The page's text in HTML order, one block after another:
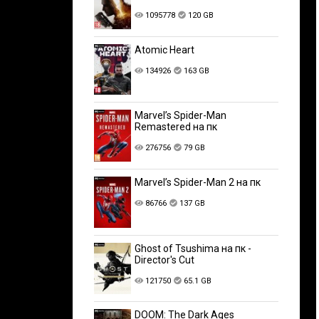
1095778 120 GB
Atomic Heart
134926 163 GB
Marvel’s Spider-Man
Remastered на пк
276756 79 GB
Marvel’s Spider-Man 2 на пк
86766 137 GB
Ghost of Tsushima на пк -
Director's Cut
121750 65.1 GB
DOOM: The Dark Ages